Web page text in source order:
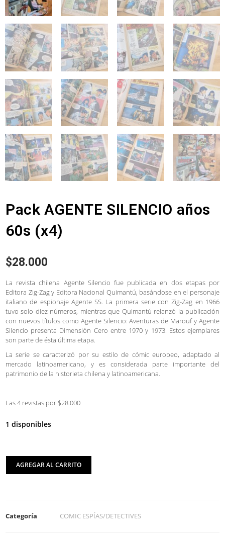
Pack AGENTE SILENCIO años
60s (x4)
$28.000
La revista chilena Agente Silencio fue publicada en dos etapas por
Editora Zig-Zag y Editora Nacional Quimantú, basándose en el personaje
italiano de espionaje Agente SS. La primera serie con Zig-Zag en 1966
tuvo solo diez números, mientras que Quimantú relanzó la publicación
con nuevos títulos como Agente Silencio: Aventuras de Marouf y Agente
Silencio presenta Dimensión Cero entre 1970 y 1973. Estos ejemplares
son parte de ésta última etapa.
La serie se caracterizó por su estilo de cómic europeo, adaptado al
mercado latinoamericano, y es considerada parte importante del
patrimonio de la historieta chilena y latinoamericana.
Las 4 revistas por $28.000
1 disponibles
AGREGAR AL CARRITO
Categoría COMIC ESPÍAS/DETECTIVES